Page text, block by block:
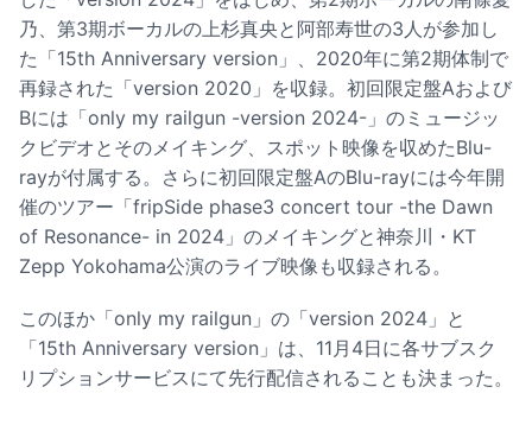
乃、第3期ボーカルの上杉真央と阿部寿世の3人が参加し
た「15th Anniversary version」、2020年に第2期体制で
再録された「version 2020」を収録。初回限定盤Aおよび
Bには「only my railgun -version 2024-」のミュージッ
クビデオとそのメイキング、スポット映像を収めたBlu-
rayが付属する。さらに初回限定盤AのBlu-rayには今年開
催のツアー「fripSide phase3 concert tour -the Dawn
of Resonance- in 2024」のメイキングと神奈川・KT
Zepp Yokohama公演のライブ映像も収録される。
このほか「only my railgun」の「version 2024」と
「15th Anniversary version」は、11月4日に各サブスク
リプションサービスにて先行配信されることも決まった。